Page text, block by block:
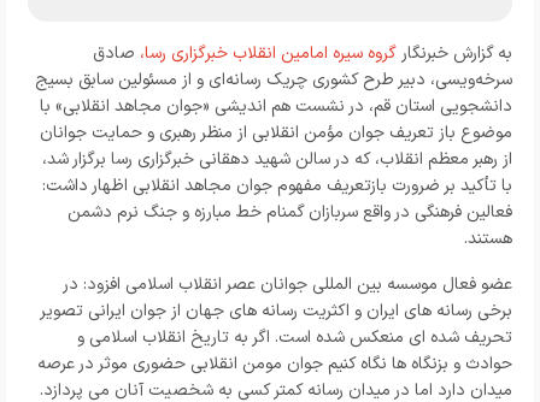
به گزارش خبرنگار گروه سیره امامین انقلاب خبرگزاری رسا، صادق
سرخه‌ویسی، دبیر طرح کشوری چریک رسانه‌ای و از مسئولین سابق بسیج
دانشجویی استان قم، در نشست هم اندیشی «جوان مجاهد انقلابی» با
موضوع باز تعریف جوان مؤمن انقلابی از منظر رهبری و حمایت جوانان
از رهبر معظم انقلاب، که در سالن شهید دهقانی خبرگزاری رسا برگزار شد،
با تأکید بر ضرورت بازتعریف مفهوم جوان مجاهد انقلابی اظهار داشت:
فعالین فرهنگی در واقع سربازان گمنام خط مبارزه و جنگ نرم دشمن
هستند.
عضو فعال موسسه بین المللی جوانان عصر انقلاب اسلامی افزود: در
برخی رسانه های ایران و اکثریت رسانه های جهان از جوان ایرانی تصویر
تحریف شده ای منعکس شده است. اگر به تاریخ انقلاب اسلامی و
حوادث و بزنگاه ها نگاه کنیم جوان مومن انقلابی حضوری موثر در عرصه
میدان دارد اما در میدان رسانه کمتر کسی به شخصیت آنان می پردازد.